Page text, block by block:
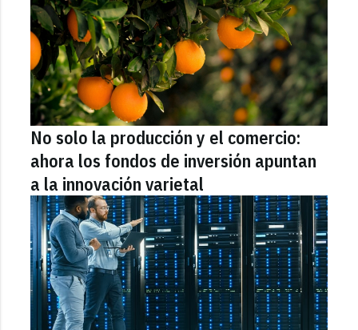
No solo la producción y el comercio:
ahora los fondos de inversión apuntan
a la innovación varietal